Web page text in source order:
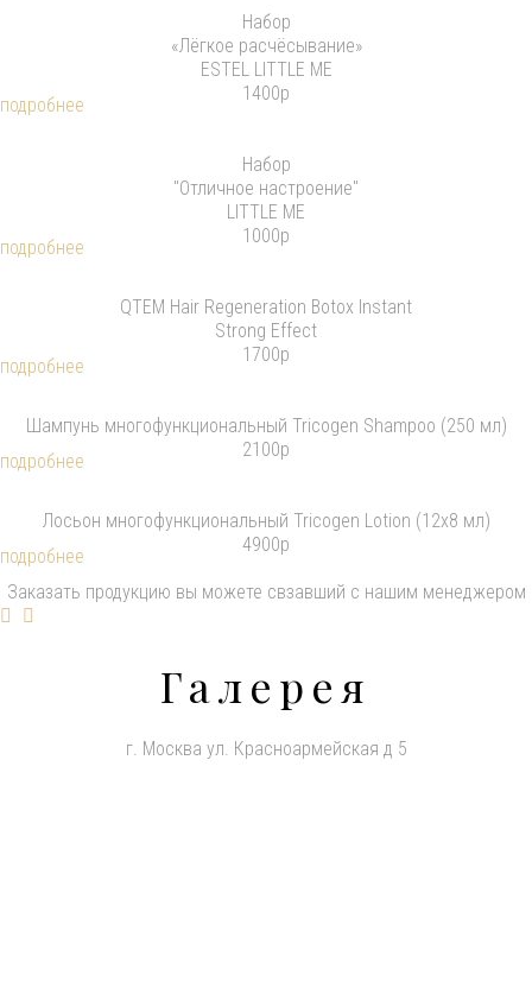
Набор
«Лёгкое расчёсывание»
ESTEL LITTLE ME
1400р
подробнее
Набор
"Отличное настроение"
LITTLE ME
1000р
подробнее
QTEM Hair Regeneration Botox Instant
Strong Effect
1700р
подробнее
Шампунь многофункциональный Tricogen Shampoo (250 мл)
2100р
подробнее
Лосьон многофункциональный Tricogen Lotion (12х8 мл)
4900р
подробнее
Заказать продукцию вы можете свзавший с нашим менеджером
Галерея
г. Москва ул. Красноармейская д 5